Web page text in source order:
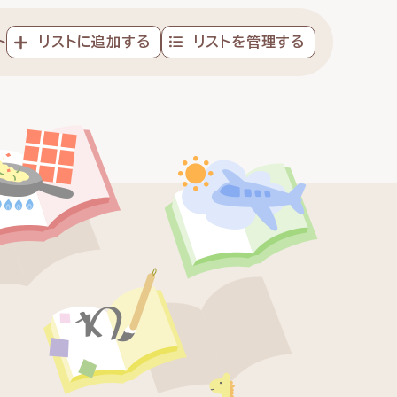
リストに追加する リストを管理する